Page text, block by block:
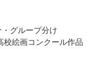
グループ分け
絵画コンクール作品